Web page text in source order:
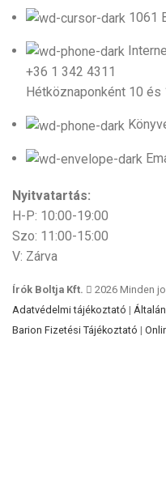
1061
+36 1 342 4311
Hétköznaponként 10
Nyitvatartás:
H-P: 10:00-19:00
Szo: 11:00-15:00
V: Zárva
Írók Boltja Kft.
2026 Minden
Adatvédelmi tájékoztató |
Barion Fizetési Tájékoztató |